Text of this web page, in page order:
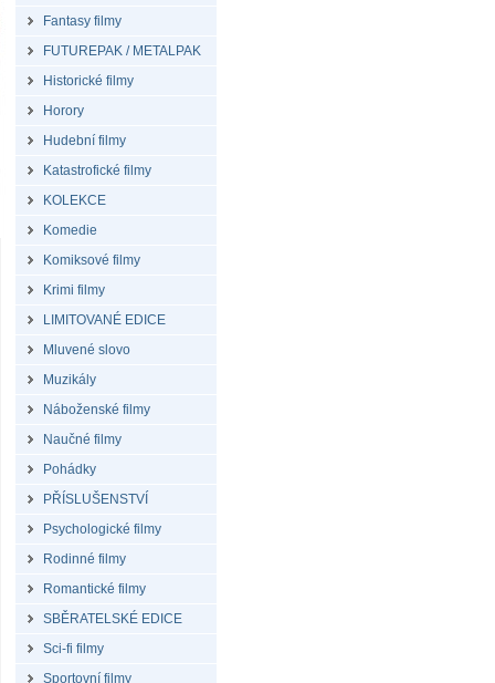
Fantasy filmy
FUTUREPAK / METALPAK
Historické filmy
Horory
Hudební filmy
Katastrofické filmy
KOLEKCE
Komedie
Komiksové filmy
Krimi filmy
LIMITOVANÉ EDICE
Mluvené slovo
Muzikály
Náboženské filmy
Naučné filmy
Pohádky
PŘÍSLUŠENSTVÍ
Psychologické filmy
Rodinné filmy
Romantické filmy
SBĚRATELSKÉ EDICE
Sci-fi filmy
Sportovní filmy